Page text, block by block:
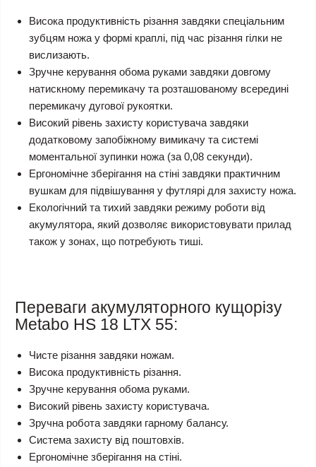
Висока продуктивність різання завдяки спеціальним
зубцям ножа у формі краплі, під час різання гілки не
вислизають.
Зручне керування обома руками завдяки довгому
натискному перемикачу та розташованому всередині
перемикачу дугової рукоятки.
Високий рівень захисту користувача завдяки
додатковому запобіжному вимикачу та системі
моментальної зупинки ножа (за 0,08 секунди).
Ергономічне зберігання на стіні завдяки практичним
вушкам для підвішування у футлярі для захисту ножа.
Екологічний та тихий завдяки режиму роботи від
акумулятора, який дозволяє використовувати прилад
також у зонах, що потребують тиші.
Переваги акумуляторного кущорізу
Metabo HS 18 LTX 55:
Чисте різання завдяки ножам.
Висока продуктивність різання.
Зручне керування обома руками.
Високий рівень захисту користувача.
Зручна робота завдяки гарному балансу.
Система захисту від поштовхів.
Ергономічне зберігання на стіні.